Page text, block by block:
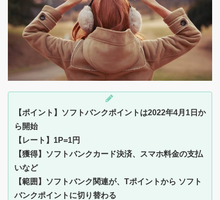
【ポイント】ソフトバンクポイントは2022年4月1日か
ら開始
【レート】1P=1円
【獲得】ソフトバンクカード決済、スマホ料金の支払
いなど
【範囲】ソフトバンク関連が、Tポイントから ソフト
バンクポイントに切り替わる